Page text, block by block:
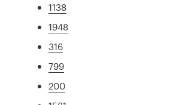
1138
1948
316
799
200